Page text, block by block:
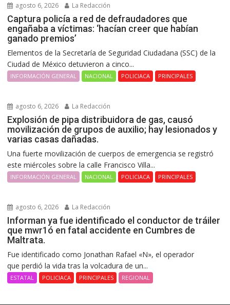
agosto 6, 2026 La Redacción
Captura policía a red de defraudadores que
engañaba a víctimas: ‘hacían creer que habían
ganado premios’
Elementos de la Secretaría de Seguridad Ciudadana (SSC) de la
Ciudad de México detuvieron a cinco...
INFORMACIÓN GENERAL NACIONAL POLICIACA PRINCIPALES
agosto 6, 2026 La Redacción
Explosión de pipa distribuidora de gas, causó
movilización de grupos de auxilio; hay lesionados y
varias casas dañadas.
Una fuerte movilización de cuerpos de emergencia se registró
este miércoles sobre la calle Francisco Villa...
INFORMACIÓN GENERAL NACIONAL POLICIACA PRINCIPALES
agosto 6, 2026 La Redacción
Informan ya fue identificado el conductor de tráiler
que mwr1ó en fatal accidente en Cumbres de
Maltrata.
Fue identificado como Jonathan Rafael «N», el operador
que perdió la vida tras la volcadura de un...
ESTATAL POLICIACA PRINCIPALES REGIONAL